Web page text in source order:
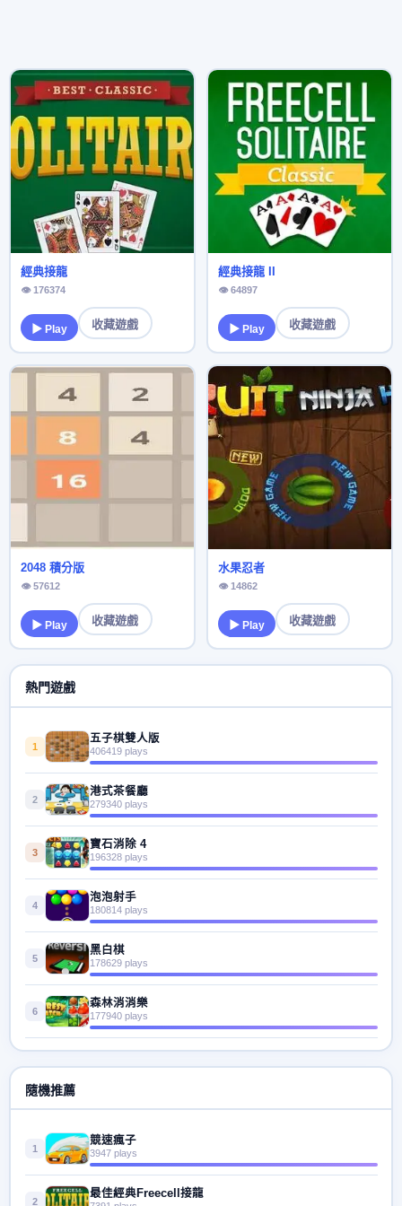
經典接龍
👁 176374
▶ Play 收藏遊戲
經典接龍 II
👁 64897
▶ Play 收藏遊戲
2048 積分版
👁 57612
▶ Play 收藏遊戲
水果忍者
👁 14862
▶ Play 收藏遊戲
熱門遊戲
1
五子棋雙人版
406419 plays
2
港式茶餐廳
279340 plays
3
寶石消除 4
196328 plays
4
泡泡射手
180814 plays
5
黑白棋
178629 plays
6
森林消消樂
177940 plays
隨機推薦
1
競速瘋子
3947 plays
2
最佳經典Freecell接龍